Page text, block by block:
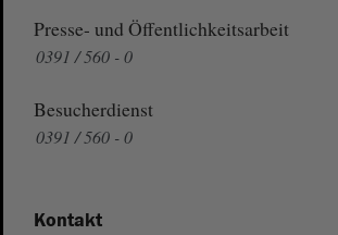
Presse- und Öffentlichkeitsarbeit
0391 / 560 - 0
Besucherdienst
0391 / 560 - 0
Kontakt